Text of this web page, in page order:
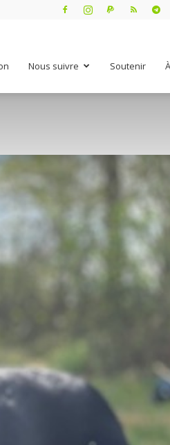
Nous suivre Soutenir